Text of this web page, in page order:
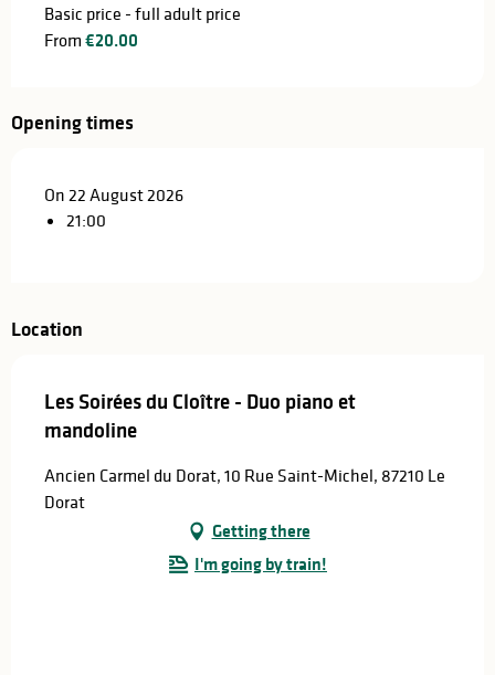
Basic price - full adult price
From €20.00
Opening times
On 22 August 2026
21:00
Location
Les Soirées du Cloître - Duo piano et
mandoline
Ancien Carmel du Dorat, 10 Rue Saint-Michel, 87210 Le
Dorat
Getting there
I'm going by train!